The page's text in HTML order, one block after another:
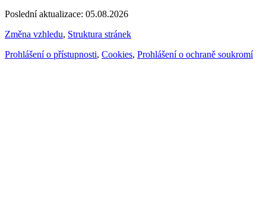
Poslední aktualizace: 05.08.2026
Změna vzhledu, Struktura stránek
Prohlášení o přístupnosti, Cookies, Prohlášení o ochraně soukromí